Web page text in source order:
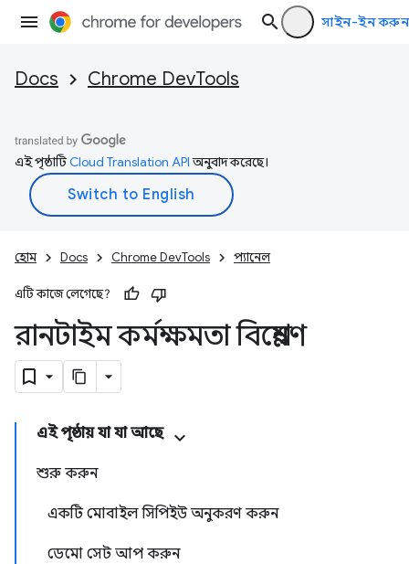
সাইন-ইন করুন
Docs Chrome DevTools
এই পৃষ্ঠাটিCloud Translation APIঅনুবাদ করেছে।
হোম Docs Chrome DevTools প্যানেল
এটি কাজে লেগেছে?
রানটাইম কর্মক্ষমতা বিশ্লেষণ
এই পৃষ্ঠায় যা যা আছে
শুরু করুন
একটি মোবাইল সিপিইউ অনুকরণ করুন
ডেমো সেট আপ করুন